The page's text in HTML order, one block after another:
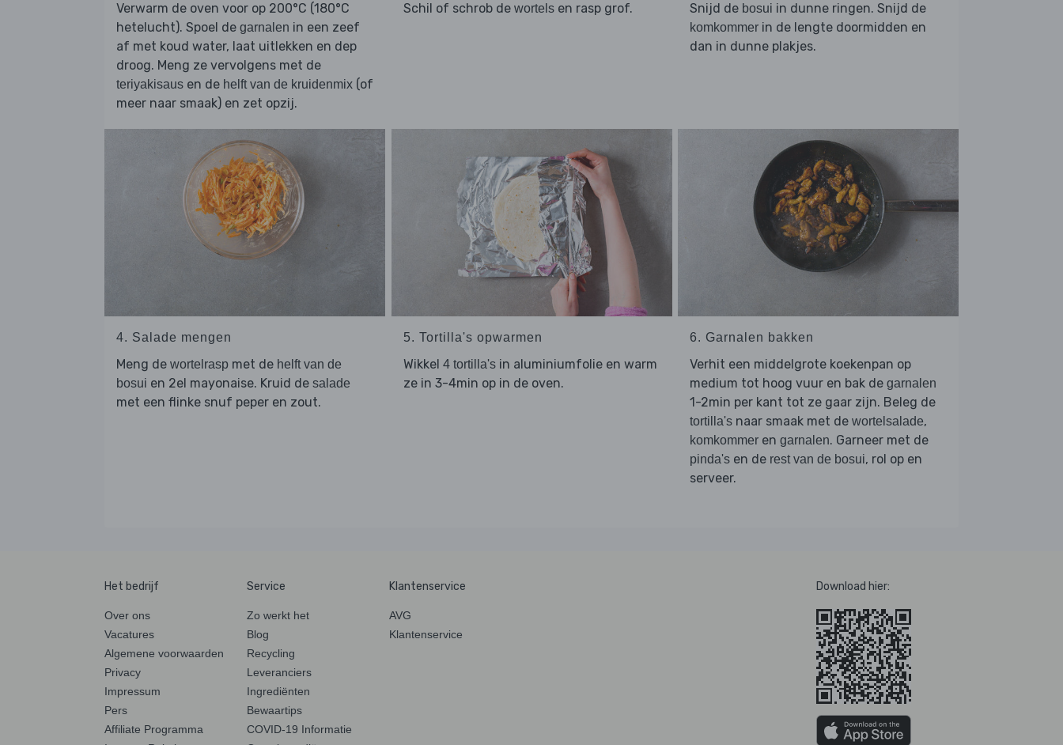
Verwarm de oven voor op 200°C (180°C
hetelucht). Spoel de garnalen in een zeef
af met koud water, laat uitlekken en dep
droog. Meng ze vervolgens met de
teriyakisaus en de helft van de kruidenmix (of
meer naar smaak) en zet opzij.
Schil of schrob de wortelsen rasp grof. Snijd de bosui in dunne ringen. Snijd de
komkommer in de lengte doormidden en
dan in dunne plakjes.
4. Salade mengen
Meng de wortelrasp met de helft van de
bosui en 2el mayonaise. Kruid de salade
met een flinke snuf peper en zout.
5. Tortilla's opwarmen
Wikkel 4 tortilla'sin aluminiumfolie en warm
ze in 3-4min op in de oven.
6. Garnalen bakken
Verhit een middelgrote koekenpan op
medium tot hoog vuur en bak de garnalen
1-2min per kant tot ze gaar zijn. Beleg de
tortilla's naar smaak met de wortelsalade,
komkommer en garnalen. Garneer met de
pinda's en de rest van de bosui, rol op en
serveer.
Het bedrijf
Over ons
Vacatures
Algemene voorwaarden
Privacy
Impressum
Pers
Affiliate Programma
Service
Zo werkt het
Blog
Recycling
Leveranciers
Ingrediënten
Bewaartips
COVID-19 Informatie
Klantenservice
AVG
Klantenservice
Download hier: